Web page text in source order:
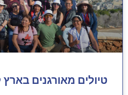
טיולים מאורגנים בארץ